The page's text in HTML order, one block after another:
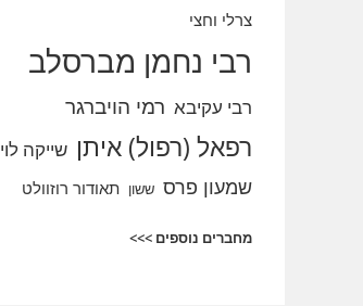
צרלי וחצי
רבי נחמן מברסלב
רבי עקיבא רמי הויברגר
רפאל (רפול) איתן שייקה לוי
שמעון פרס ששון תאודור רוזוולט
מחברים נוספים >>>